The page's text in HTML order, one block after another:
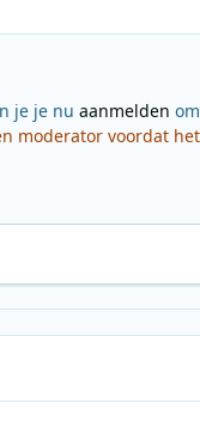
je je nu aanmelden
moderator voordat